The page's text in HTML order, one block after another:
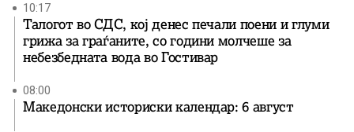
10:17
Талогот во СДС, кој денес печали поени и глуми
грижа за граѓаните, со години молчеше за
небезбедната вода во Гостивар
08:00
Македонски историски календар: 6 август